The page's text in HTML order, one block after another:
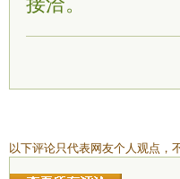
以下评论只代表网友个人观点，